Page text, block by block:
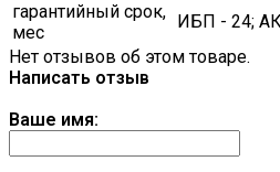
гарантийный срок,
мес
ИБП - 24;
Нет отзывов об этом товаре.
Написать отзыв
Ваше имя: